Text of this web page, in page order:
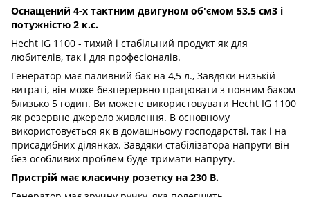
Оснащений 4-х тактним двигуном об'ємом 53,5 см3 і
потужністю 2 к.с.
Hecht IG 1100 - тихий і стабільний продукт як для
любителів, так і для професіоналів.
Генератор має паливний бак на 4,5 л., Завдяки низькій
витраті, він може безперервно працювати з повним баком
близько 5 годин. Ви можете використовувати Hecht IG 1100
як резервне джерело живлення. В основному
використовується як в домашньому господарстві, так і на
присадибних ділянках. Завдяки стабілізатора напруги він
без особливих проблем буде тримати напругу.
Пристрій має класичну розетку на 230 В.